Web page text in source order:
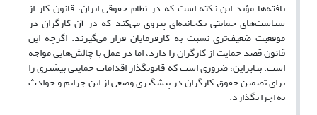
یافته‌ها مؤید این نکته است که در نظام حقوقی ایران، قانون کار از
سیاست‌های حمایتی یکجانبه‌ای پیروی می‌کند که در آن کارگران در
موقعیت ضعیف‌تری نسبت به کارفرمایان قرار می‌گیرند. اگرچه این
قانون قصد حمایت از کارگران را دارد، اما در عمل با چالش‌هایی مواجه
است. بنابراین، ضروری است که قانونگذار اقدامات حمایتی بیشتری را
برای تضمین حقوق کارگران در پیشگیری وضعی از این جرایم و حوادث
به اجرا بگذارد.